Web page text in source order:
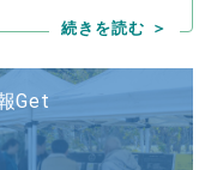
Get